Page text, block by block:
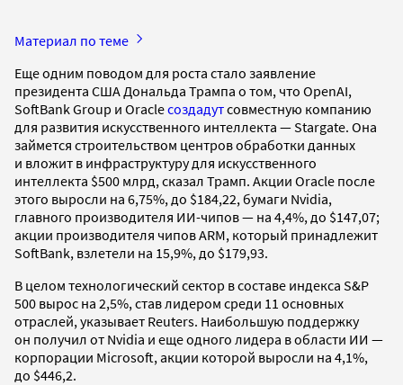
Материал по теме
Еще одним поводом для роста стало заявление
президента США Дональда Трампа о том, что OpenAI,
SoftBank Group и Oracleсоздадутсовместную компанию
для развития искусственного интеллекта — Stargate. Она
займется строительством центров обработки данных
и вложит в инфраструктуру для искусственного
интеллекта $500 млрд, сказал Трамп. Акции Oracle после
этого выросли на 6,75%, до $184,22, бумаги Nvidia,
главного производителя ИИ-чипов — на 4,4%, до $147,07;
акции производителя чипов ARM, который принадлежит
SoftBank, взлетели на 15,9%, до $179,93.
В целом технологический сектор в составе индекса S&P
500 вырос на 2,5%, став лидером среди 11 основных
отраслей, указывает Reuters. Наибольшую поддержку
он получил от Nvidia и еще одного лидера в области ИИ —
корпорации Microsoft, акции которой выросли на 4,1%,
до $446,2.